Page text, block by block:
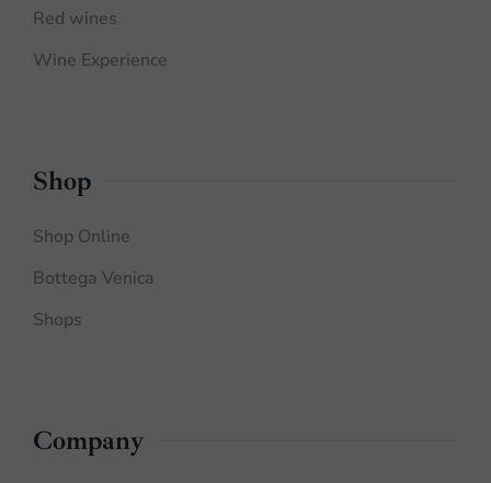
Red wines
Wine Experience
Shop
Shop Online
Bottega Venica
Shops
Company